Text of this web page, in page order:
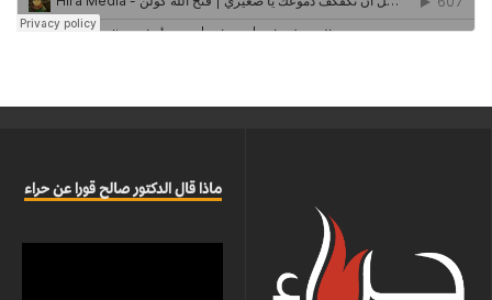
ماذا قال الدكتور صالح قورا عن حراء